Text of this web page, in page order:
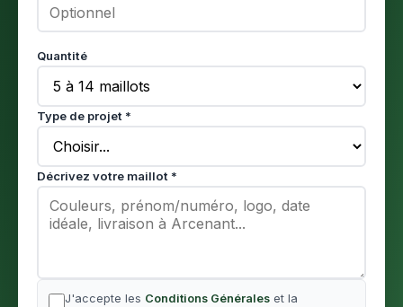
Quantité
Type de projet *
Décrivez votre maillot *
J'accepte les Conditions Générales et la